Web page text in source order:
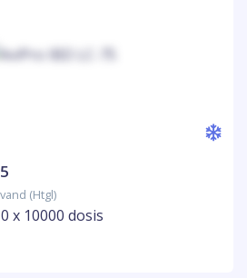
(Htgl)
x 10000 dosis